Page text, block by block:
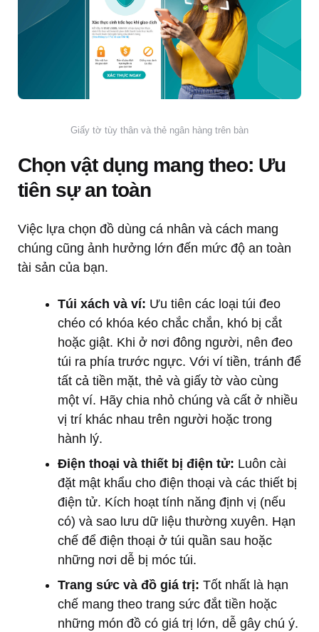
Giấy tờ tùy thân và thẻ ngân hàng trên bàn
Chọn vật dụng mang theo: Ưu
tiên sự an toàn
Việc lựa chọn đồ dùng cá nhân và cách mang
chúng cũng ảnh hưởng lớn đến mức độ an toàn
tài sản của bạn.
Túi xách và ví: Ưu tiên các loại túi đeo
chéo có khóa kéo chắc chắn, khó bị cắt
hoặc giật. Khi ở nơi đông người, nên đeo
túi ra phía trước ngực. Với ví tiền, tránh để
tất cả tiền mặt, thẻ và giấy tờ vào cùng
một ví. Hãy chia nhỏ chúng và cất ở nhiều
vị trí khác nhau trên người hoặc trong
hành lý.
Điện thoại và thiết bị điện tử: Luôn cài
đặt mật khẩu cho điện thoại và các thiết bị
điện tử. Kích hoạt tính năng định vị (nếu
có) và sao lưu dữ liệu thường xuyên. Hạn
chế để điện thoại ở túi quần sau hoặc
những nơi dễ bị móc túi.
Trang sức và đồ giá trị: Tốt nhất là hạn
chế mang theo trang sức đắt tiền hoặc
những món đồ có giá trị lớn, dễ gây chú ý.